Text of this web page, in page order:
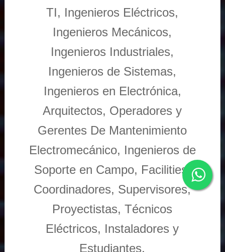
TI, Ingenieros Eléctricos,
Ingenieros Mecánicos,
Ingenieros Industriales,
Ingenieros de Sistemas,
Ingenieros en Electrónica,
Arquitectos, Operadores y
Gerentes De Mantenimiento
Electromecánico, Ingenieros de
Soporte en Campo, Facilities,
Coordinadores, Supervisores,
Proyectistas, Técnicos
Eléctricos, Instaladores y
Estudiantes.